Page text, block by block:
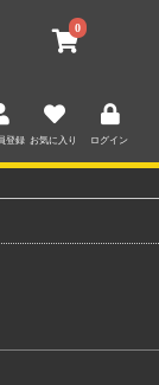
0
登録 お気に入り ログイン